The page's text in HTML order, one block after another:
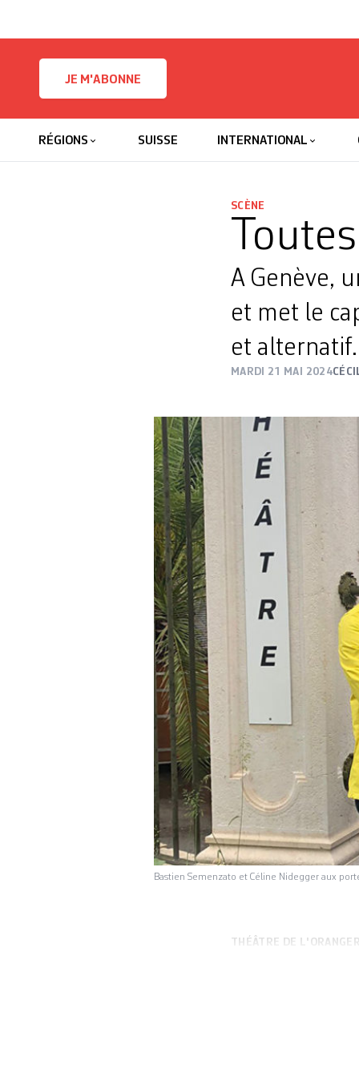
JE M'ABONNE
RÉGIONS SUISSE INTERNATIONAL
SCÈNE
A Genève,
et met le
et
MARDI 21 MAI 2024
Bastien Semenzato et Céline Nidegger aux
THÉÂTRE DE